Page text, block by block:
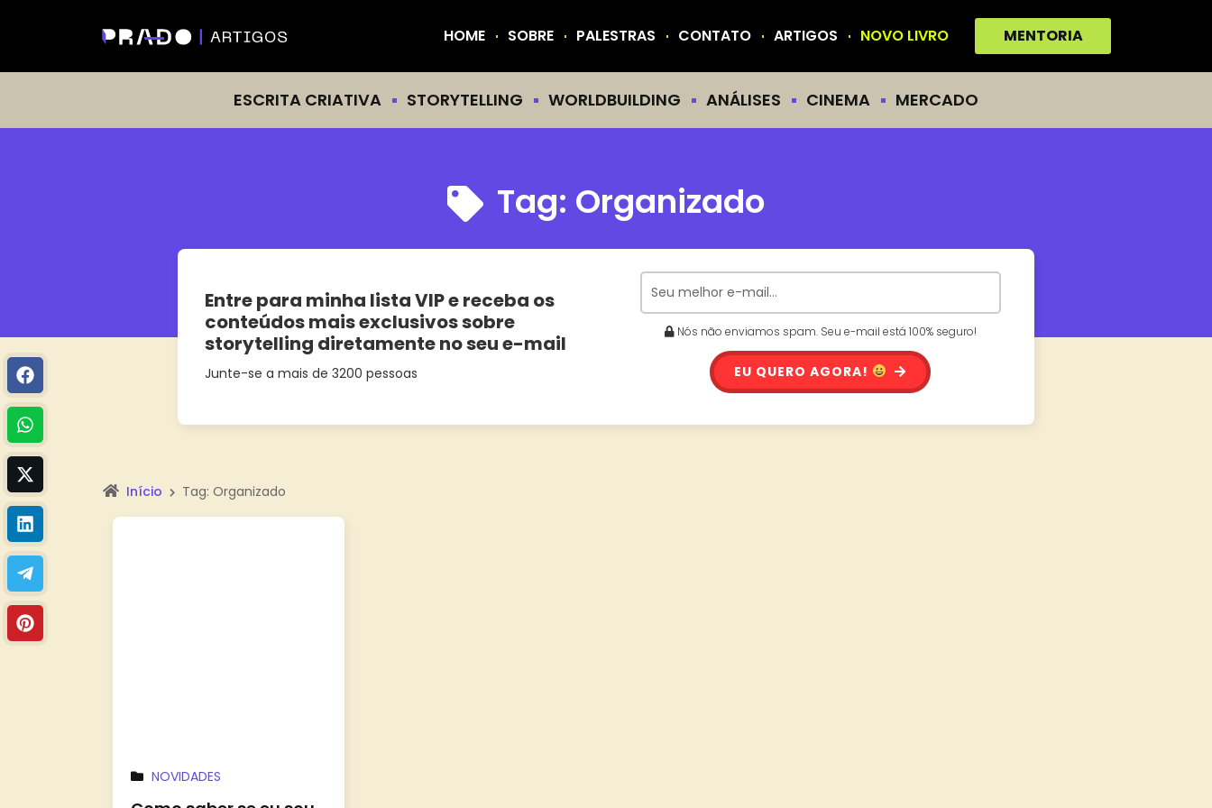
HOME SOBRE PALESTRAS CONTATO ARTIGOS NOVO LIVRO MENTORIA
ESCRITA CRIATIVA STORYTELLING WORLDBUILDING ANÁLISES CINEMA MERCADO
Tag: Organizado
Entre para minha lista VIP e receba os
conteúdos mais exclusivos sobre
storytelling diretamente no seu e-mail
Junte-se a mais de 3200 pessoas
Nós não enviamos spam. Seu e-mail está 100% seguro!
EU QUERO AGORA!
Início Tag: Organizado
NOVIDADES